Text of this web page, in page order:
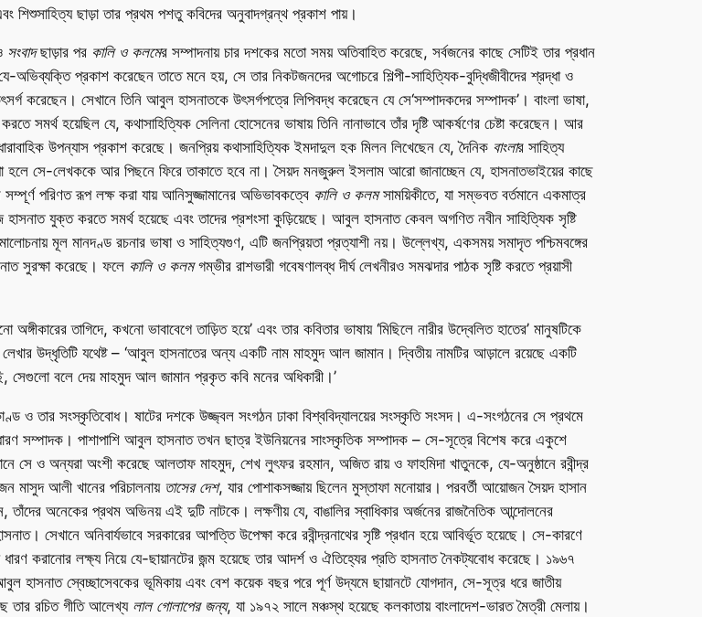
ছাড়া তার প্রথম পশতু কবিদের অনুবাদগ্রন্থ প্রকাশ পায়।
সংবাদছাড়ার পর কালি ও কলমের সম্পাদনায় চার দশকের মতো সময় অতিবাহিত করেছে, সর্বজনের কাছে সেটিই তার প্রধান
অভিব্যক্তি প্রকাশ করেছেন তাতে মনে হয়, সে তার নিকটজনদের অগোচরে শিল্পী-সাহিত্যিক-বুদ্ধিজীবীদের শ্রদ্ধা ও
সেখানে তিনি আবুল হাসনাতকে উৎসর্গপত্রে লিপিবদ্ধ করেছেন যে সে‘সম্পাদকদের সম্পাদক’। বাংলা ভাষা,
সমর্থ হয়েছিল যে, কথাসাহিত্যিক সেলিনা হোসেনের ভাষায় তিনি নানাভাবে তাঁর দৃষ্টি আকর্ষণের চেষ্টা করেছেন। আর
উপন্যাস প্রকাশ করেছে। জনপ্রিয় কথাসাহিত্যিক ইমদাদুল হক মিলন লিখেছেন যে, দৈনিক বাংলার সাহিত্য
হলে সে-লেখককে আর পিছনে ফিরে তাকাতে হবে না। সৈয়দ মনজুরুল ইসলাম আরো জানাচ্ছেন যে, হাসনাতভাইয়ের কাছে
পরিণত রূপ লক্ষ করা যায় আনিসুজ্জামানের অভিভাবকত্বে কালি ও কলমসাময়িকীতে, যা সম্ভবত বর্তমানে একমাত্র
হাসনাত যুক্ত করতে সমর্থ হয়েছে এবং তাদের প্রশংসা কুড়িয়েছে। আবুল হাসনাত কেবল অগণিত নবীন সাহিত্যিক সৃষ্টি
মূল মানদণ্ড রচনার ভাষা ও সাহিত্যগুণ, এটি জনপ্রিয়তা প্রত্যাশী নয়। উল্লেখ্য, একসময় সমাদৃত পশ্চিমবঙ্গের
সুরক্ষা করেছে। ফলে কালি ও কলমগম্ভীর রাশভারী গবেষণালব্ধ দীর্ঘ লেখনীরও সমঝদার পাঠক সৃষ্টি করতে প্রয়াসী
তাগিদে, কখনো ভাবাবেগে তাড়িত হয়ে’ এবং তার কবিতার ভাষায় ‘মিছিলে নারীর উদ্বেলিত হাতের’ মানুষটিকে
লেখার উদ্ধৃতিটি যথেষ্ট – ‘আবুল হাসনাতের অন্য একটি নাম মাহমুদ আল জামান। দ্বিতীয় নামটির আড়ালে রয়েছে একটি
সেগুলো বলে দেয় মাহমুদ আল জামান প্রকৃত কবি মনের অধিকারী।’
ও তার সংস্কৃতিবোধ। ষাটের দশকে উজ্জ্বল সংগঠন ঢাকা বিশ্ববিদ্যালয়ের সংস্কৃতি সংসদ। এ-সংগঠনের সে প্রথমে
সম্পাদক। পাশাপাশি আবুল হাসনাত তখন ছাত্র ইউনিয়নের সাংস্কৃতিক সম্পাদক – সে-সূত্রে বিশেষ করে একুশে
সে ও অন্যরা অংশী করেছে আলতাফ মাহমুদ, শেখ লুৎফর রহমান, অজিত রায় ও ফাহমিদা খাতুনকে, যে-অনুষ্ঠানে রবীন্দ্র
মাসুদ আলী খানের পরিচালনায় তাসের দেশ, যার পোশাকসজ্জায় ছিলেন মুস্তাফা মনোয়ার। পরবর্তী আয়োজন সৈয়দ হাসান
অনেকের প্রথম অভিনয় এই দুটি নাটকে। লক্ষণীয় যে, বাঙালির স্বাধিকার অর্জনের রাজনৈতিক আন্দোলনের
সেখানে অনিবার্যভাবে সরকারের আপত্তি উপেক্ষা করে রবীন্দ্রনাথের সৃষ্টি প্রধান হয়ে আবির্ভূত হয়েছে। সে-কারণে
করানোর লক্ষ্য নিয়ে যে-ছায়ানটের জন্ম হয়েছে তার আদর্শ ও ঐতিহ্যের প্রতি হাসনাত নৈকট্যবোধ করেছে। ১৯৬৭
হাসনাত স্বেচ্ছাসেবকের ভূমিকায় এবং বেশ কয়েক বছর পরে পূর্ণ উদ্যমে ছায়ানটে যোগদান, সে-সূত্র ধরে জাতীয়
তার রচিত গীতি আলেখ্য লাল গোলাপের জন্য, যা ১৯৭২ সালে মঞ্চস্থ হয়েছে কলকাতায় বাংলাদেশ-ভারত মৈত্রী মেলায়।